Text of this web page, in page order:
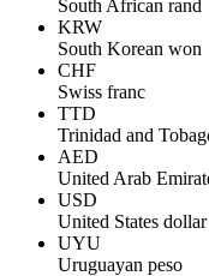
South African rand
KRW
South Korean won
CHF
Swiss franc
TTD
Trinidad and
AED
United Arab
USD
United States dollar
UYU
Uruguayan peso